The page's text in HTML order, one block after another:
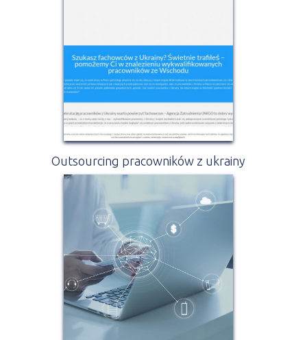
Outsourcing pracowników z ukrainy